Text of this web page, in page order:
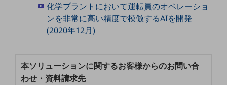
その他のお悩みはこちら
製造業
化学プラントにおいて運転員のオペレーショ
ンを非常に高い精度で模倣するAIを開発
(2020年12月)
本ソリューションに関するお客様からのお問い合
わせ・資料請求先